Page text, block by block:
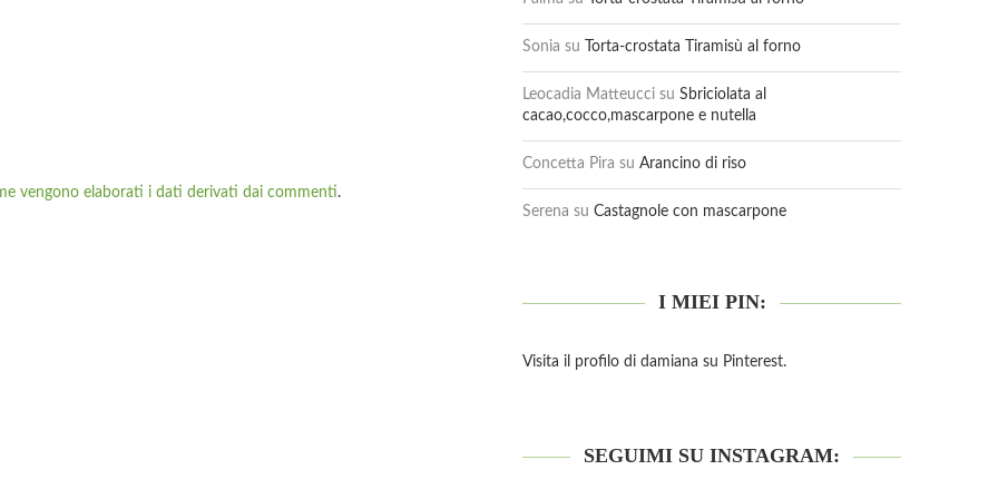
vengono elaborati i dati derivati dai commenti.
Sonia su Torta-crostata Tiramisù al forno
Leocadia Matteucci su Sbriciolata al
cacao,cocco,mascarpone e nutella
Concetta Pira su Arancino di riso
Serena su Castagnole con mascarpone
I MIEI PIN:
Visita il profilo di damiana su Pinterest.
SEGUIMI SU INSTAGRAM: